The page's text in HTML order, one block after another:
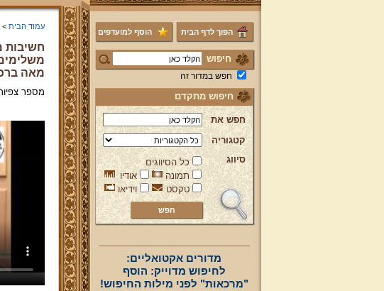
הפוך לדף הבית הוסף למועדפים
חיפוש
חפש במדור זה
חיפוש מתקדם
חפש את
קטגוריה
סיווג
כל הסיווגים
תמונה
אודיו
טקסט
וידיאו
מדורים אקטואליים:
לחיפוש מדוייק: הוסף
"מרכאות" לפני מילות החיפוש!
עמוד הבית >
חשיבות
מאה
מספר צפיות: